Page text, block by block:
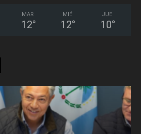
MAR
12°
MIÉ
12°
JUE
10°